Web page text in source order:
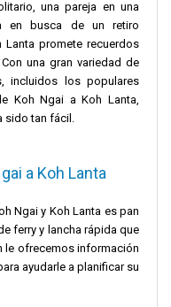
una pareja en una
en busca de un retiro
promete recuerdos
una gran variedad de
incluidos los populares
Koh Ngai a Koh Lanta,
tan fácil.
a Koh Lanta
Ngai y Koh Lanta es pan
ferry y lancha rápida que
le ofrecemos información
ayudarle a planificar su